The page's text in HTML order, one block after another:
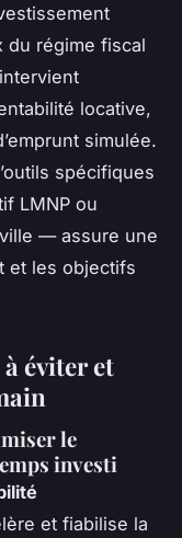
du régime fiscal
locative,
simulée.
spécifiques
LMNP ou
— assure une
et les objectifs
à éviter et
le
investi
et fiabilise la